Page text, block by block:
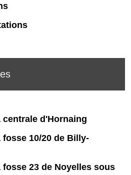
d'Hornaing
10/20 de Billy-
23 de Noyelles sous